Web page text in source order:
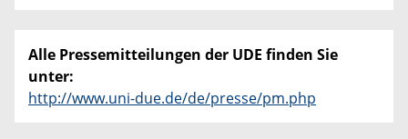
Alle Pressemitteilungen der UDE finden Sie
unter:
http://www.uni-due.de/de/presse/pm.php